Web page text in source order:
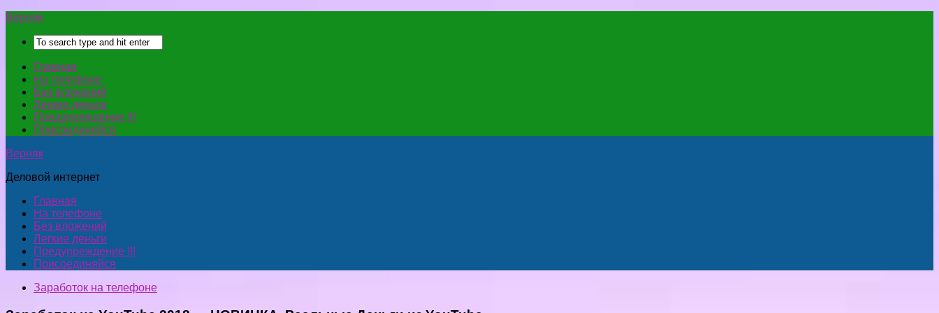
Верняк
Главная
На телефоне
Без вложений
Легкие деньги
Предупреждение !!!
Присоединяйся
Верняк
Деловой интернет
Главная
На телефоне
Без вложений
Легкие деньги
Предупреждение !!!
Присоединяйся
Заработок на телефоне